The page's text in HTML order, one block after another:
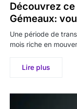
Découvrez
Gémeaux:
Une période de
mois riche en
Lire plus